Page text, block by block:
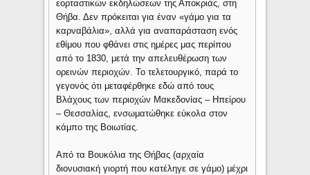
εορταστικών εκδηλώσεων της Αποκριάς, στη
Θήβα. Δεν πρόκειται για έναν «γάμο για τα
καρναβάλια», αλλά για αναπαράσταση ενός
εθίμου που φθάνει στις ημέρες μας περίπου
από το 1830, μετά την απελευθέρωση των
ορεινών περιοχών. Το τελετουργικό, παρά το
γεγονός ότι μεταφέρθηκε εδώ από τους
Βλάχους των περιοχών Μακεδονίας – Ηπείρου
– Θεσσαλίας, ενσωματώθηκε εύκολα στον
κάμπο της Βοιωτίας.
Από τα Βουκόλια της Θήβας (αρχαία
διονυσιακή γιορτή που κατέληγε σε γάμο) μέχρι